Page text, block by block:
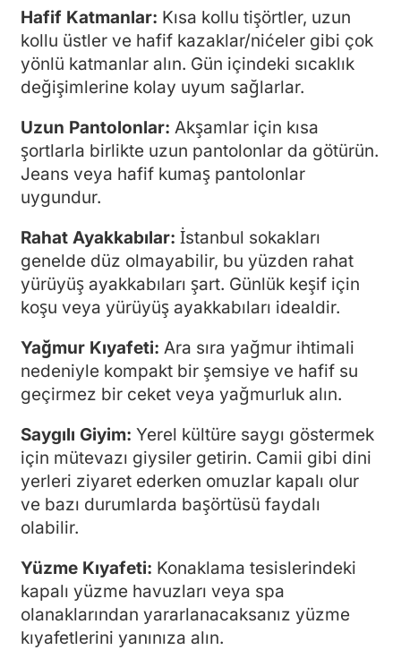
Hafif Katmanlar: Kısa kollu tişörtler, uzun
kollu üstler ve hafif kazaklar/nićeler gibi çok
yönlü katmanlar alın. Gün içindeki sıcaklık
değişimlerine kolay uyum sağlarlar.
Uzun Pantolonlar: Akşamlar için kısa
şortlarla birlikte uzun pantolonlar da götürün.
Jeans veya hafif kumaş pantolonlar
uygundur.
Rahat Ayakkabılar: İstanbul sokakları
genelde düz olmayabilir, bu yüzden rahat
yürüyüş ayakkabıları şart. Günlük keşif için
koşu veya yürüyüş ayakkabıları idealdir.
Yağmur Kıyafeti: Ara sıra yağmur ihtimali
nedeniyle kompakt bir şemsiye ve hafif su
geçirmez bir ceket veya yağmurluk alın.
Saygılı Giyim: Yerel kültüre saygı göstermek
için mütevazı giysiler getirin. Camii gibi dini
yerleri ziyaret ederken omuzlar kapalı olur
ve bazı durumlarda başörtüsü faydalı
olabilir.
Yüzme Kıyafeti: Konaklama tesislerindeki
kapalı yüzme havuzları veya spa
olanaklarından yararlanacaksanız yüzme
kıyafetlerini yanınıza alın.